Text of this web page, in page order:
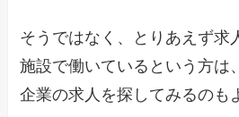
そうではなく、とりあえず求
施設で働いているという方は
企業の求人を探してみるのも